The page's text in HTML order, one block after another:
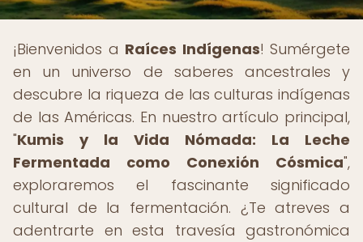
¡Bienvenidos a Raíces Indígenas! Sumérgete
en un universo de saberes ancestrales y
descubre la riqueza de las culturas indígenas
de las Américas. En nuestro artículo principal,
"Kumis y la Vida Nómada: La Leche
Fermentada como Conexión Cósmica",
exploraremos el fascinante significado
cultural de la fermentación. ¿Te atreves a
adentrarte en esta travesía gastronómica